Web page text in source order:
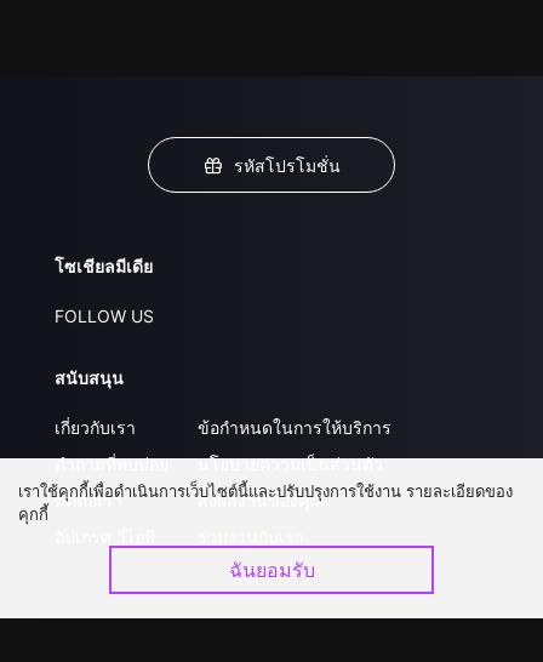
รหัสโปรโมชั่น
โซเชียลมีเดีย
FOLLOW US
สนับสนุน
เกี่ยวกับเรา
คำถามที่พบบ่อย
ติดต่อเรา
ข้อกำหนดในการให้บริการ
นโยบายความเป็นส่วนตัว
ส่งผลงานของคุณ
เราใช้คุกกี้เพื่อดำเนินการเว็บไซต์นี้และปรับปรุงการใช้งาน รายละเอียดของ
คุกกี้
ฉันยอมรับ